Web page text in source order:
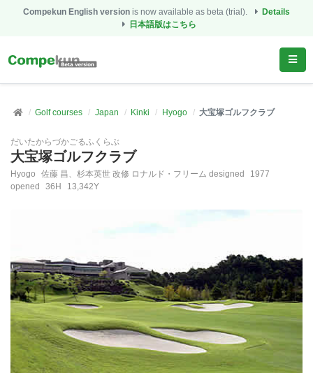
Compekun English version is now available as beta (trial).
Details
日本語版はこちら
Golf courses Japan Kinki Hyogo 大宝塚ゴルフクラブ
だいたからづかごるふくらぶ
大宝塚ゴルフクラブ
Hyogo 佐藤 昌、杉本英世 改修 ロナルド・フリーム designed
1977
opened
36H 13,342Y